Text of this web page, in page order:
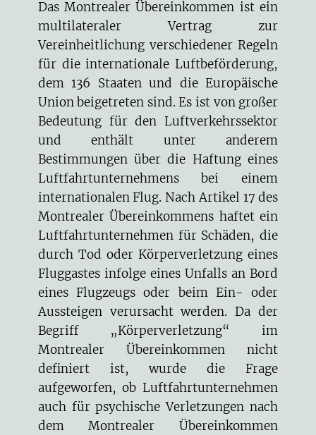
Das Montrealer Übereinkommen ist ein
multilateraler Vertrag zur
Vereinheitlichung verschiedener Regeln
für die internationale Luftbeförderung,
dem 136 Staaten und die Europäische
Union beigetreten sind. Es ist von großer
Bedeutung für den Luftverkehrssektor
und enthält unter anderem
Bestimmungen über die Haftung eines
Luftfahrtunternehmens bei einem
internationalen Flug. Nach Artikel 17 des
Montrealer Übereinkommens haftet ein
Luftfahrtunternehmen für Schäden, die
durch Tod oder Körperverletzung eines
Fluggastes infolge eines Unfalls an Bord
eines Flugzeugs oder beim Ein- oder
Aussteigen verursacht werden. Da der
Begriff „Körperverletzung“ im
Montrealer Übereinkommen nicht
definiert ist, wurde die Frage
aufgeworfen, ob Luftfahrtunternehmen
auch für psychische Verletzungen nach
dem Montrealer Übereinkommen